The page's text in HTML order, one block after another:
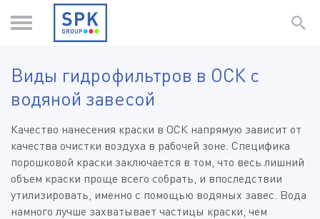
Виды гидрофильтров в ОСК с
водяной завесой
Качество нанесения краски в ОСК напрямую зависит от
качества очистки воздуха в рабочей зоне. Специфика
порошковой краски заключается в том, что весь лишний
объем краски проще всего собрать, и впоследствии
утилизировать, именно с помощью водяных завес. Вода
намного лучше захватывает частицы краски, чем